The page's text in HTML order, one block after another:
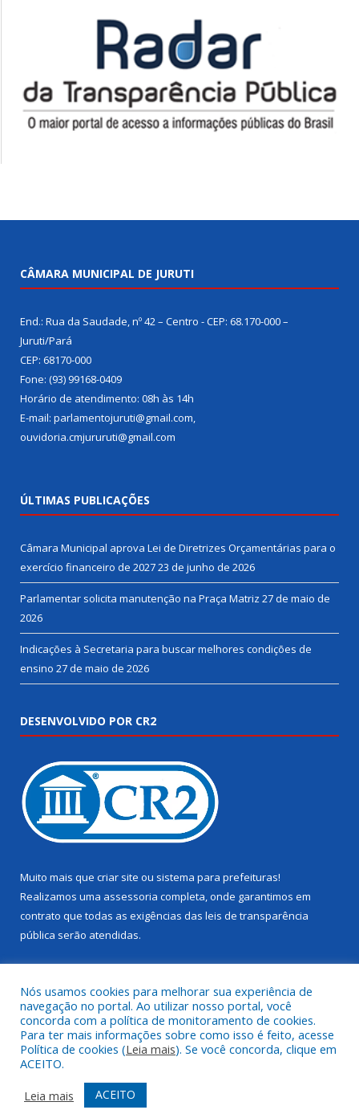
CÂMARA MUNICIPAL DE JURUTI
End.: Rua da Saudade, nº 42 – Centro - CEP: 68.170-000 –
Juruti/Pará
CEP: 68170-000
Fone: (93) 99168-0409
Horário de atendimento: 08h às 14h
E-mail: parlamentojuruti@gmail.com,
ouvidoria.cmjururuti@gmail.com
ÚLTIMAS PUBLICAÇÕES
Câmara Municipal aprova Lei de Diretrizes Orçamentárias para o
exercício financeiro de 202723 de junho de 2026
Parlamentar solicita manutenção na Praça Matriz 27 de maio de
2026
Indicações à Secretaria para buscar melhores condições de
ensino 27 de maio de 2026
DESENVOLVIDO POR CR2
Muito mais que criar site ou sistema para prefeituras!
Realizamos uma assessoria completa, onde garantimos em
contrato que todas as exigências das leis de transparência
pública serão atendidas.
Todos os direitos reservados a Câmara Municipal de Juruti.
Mapa do Site
Acessar Área Administrativa
Acessar Webmail
Nós usamos cookies para melhorar sua experiência de
navegação no portal. Ao utilizar nosso portal, você
concorda com a política de monitoramento de cookies.
Para ter mais informações sobre como isso é feito, acesse
Política de cookies (Leia mais). Se você concorda, clique em
ACEITO.
Leia mais
ACEITO